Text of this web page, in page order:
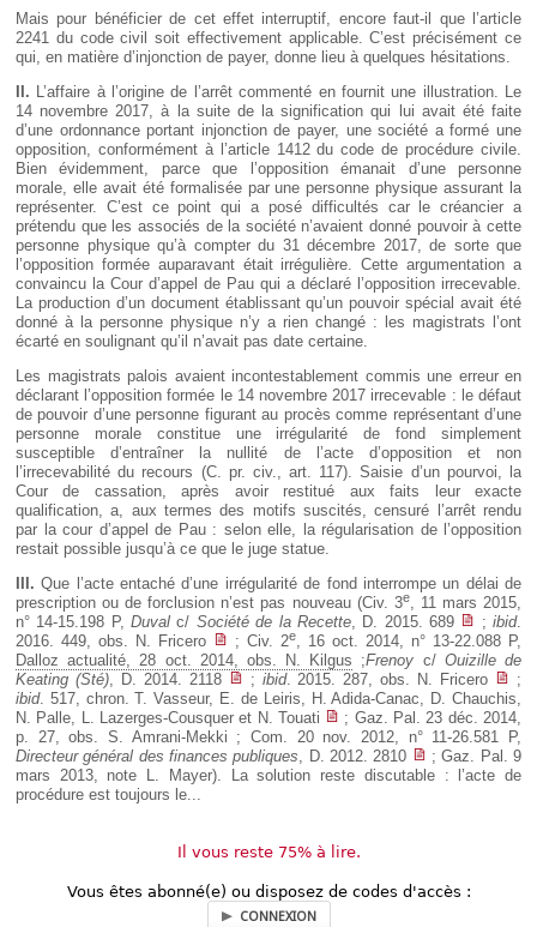
Mais pour bénéficier de cet effet interruptif, encore faut-il que l’article
2241 du code civil soit effectivement applicable. C’est précisément ce
qui, en matière d’injonction de payer, donne lieu à quelques hésitations.
II. L’affaire à l’origine de l’arrêt commenté en fournit une illustration. Le
14 novembre 2017, à la suite de la signification qui lui avait été faite
d’une ordonnance portant injonction de payer, une société a formé une
opposition, conformément à l’article 1412 du code de procédure civile.
Bien évidemment, parce que l’opposition émanait d’une personne
morale, elle avait été formalisée par une personne physique assurant la
représenter. C’est ce point qui a posé difficultés car le créancier a
prétendu que les associés de la société n’avaient donné pouvoir à cette
personne physique qu’à compter du 31 décembre 2017, de sorte que
l’opposition formée auparavant était irrégulière. Cette argumentation a
convaincu la Cour d’appel de Pau qui a déclaré l’opposition irrecevable.
La production d’un document établissant qu’un pouvoir spécial avait été
donné à la personne physique n’y a rien changé : les magistrats l’ont
écarté en soulignant qu’il n’avait pas date certaine.
Les magistrats palois avaient incontestablement commis une erreur en
déclarant l’opposition formée le 14 novembre 2017 irrecevable : le défaut
de pouvoir d’une personne figurant au procès comme représentant d’une
personne morale constitue une irrégularité de fond simplement
susceptible d’entraîner la nullité de l’acte d’opposition et non
l’irrecevabilité du recours (C. pr. civ., art. 117). Saisie d’un pourvoi, la
Cour de cassation, après avoir restitué aux faits leur exacte
qualification, a, aux termes des motifs suscités, censuré l’arrêt rendu
par la cour d’appel de Pau : selon elle, la régularisation de l’opposition
restait possible jusqu’à ce que le juge statue.
III.Que l’acte entaché d’une irrégularité de fond interrompe un délai de
prescription ou de forclusion n’est pas nouveau (Civ. 3e, 11 mars 2015,
n° 14-15.198 P,Duval c/ Société de la Recette, D. 2015. 689 ;ibid.
2016. 449, obs. N. Fricero
; Civ. 2e, 16 oct. 2014, n° 13-22.088 P,
Dalloz actualité, 28 oct. 2014, obs. N. Kilgus ;Frenoy c/ Ouizille de
Keating (Sté), D. 2014. 2118 ; ibid. 2015. 287, obs. N. Fricero
;
ibid. 517, chron. T. Vasseur, E. de Leiris, H. Adida-Canac, D. Chauchis,
N. Palle, L. Lazerges-Cousquer et N. Touati
; Gaz. Pal. 23 déc. 2014,
p. 27, obs. S. Amrani-Mekki ; Com. 20 nov. 2012, n° 11-26.581 P,
Directeur général des finances publiques, D. 2012. 2810
; Gaz. Pal. 9
mars 2013, note L. Mayer). La solution reste discutable : l’acte de
procédure est toujours le...
Il vous reste 75% à lire.
Vous êtes abonné(e) ou disposez de codes d'accès :
CONNEXION